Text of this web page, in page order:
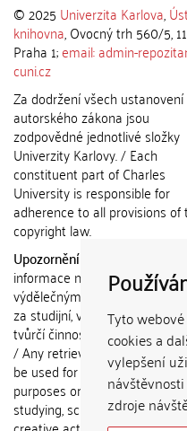
Tyto
cookies a
vylepšení
zdroje
© 2025 Univerzita Karlova,
knihovna, Ovocný trh 560/5,
Praha 1;email: admin-
cuni.cz
Za dodržení všech ustanovení
autorského zákona jsou
zodpovědné jednotlivé složky
Univerzity Karlovy. / Each
constituent part of Charles
University is responsible for
adherence to all provisions of
copyright law.
Upozornění / Notice:
informace nemohou být
výdělečným účelům nebo
za studijní, vědeckou nebo
tvůrčí činnost jiné osoby než
/ Any retrieved information
be used for any commercial
purposes or claimed as
studying, scientific or any